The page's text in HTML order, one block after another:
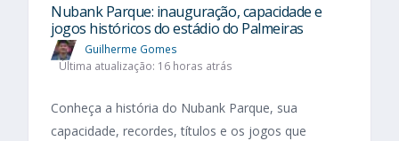
Nubank Parque: inauguração, capacidade e
jogos históricos do estádio do Palmeiras
Guilherme Gomes
Última atualização: 16 horas atrás
Conheça a história do Nubank Parque, sua
capacidade, recordes, títulos e os jogos que